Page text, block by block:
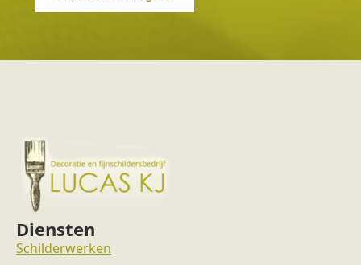
Diensten
Schilderwerken